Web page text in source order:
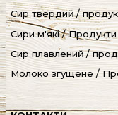
Сир твердий /
Сири м'які / Продукти
Cир плавлений /
Молоко згущене /